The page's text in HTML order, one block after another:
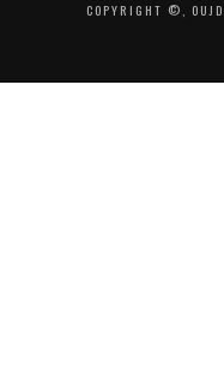
COPYRIGHT ©,